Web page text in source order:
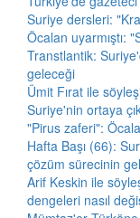
Suriye dersleri:
Öcalan uyarmıştı:
Transtlantik:
geleceği
Ümit Fırat ile
Suriye'nin ortaya
"Pirus zaferi":
Hafta Başı (66):
çözüm sürecinin
Arif Keskin ile
dengeleri nasıl